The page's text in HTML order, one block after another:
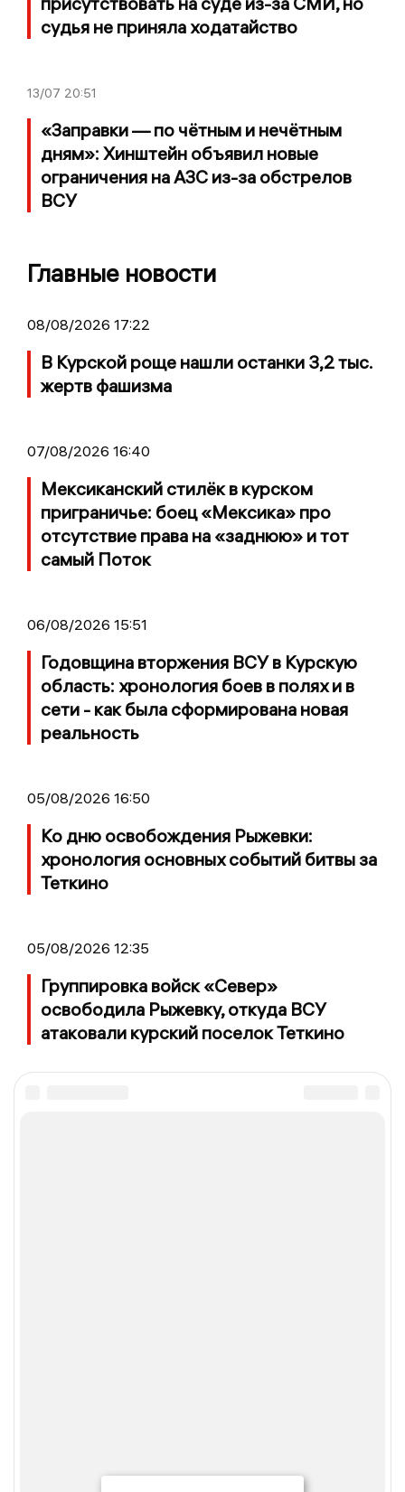
судья не приняла ходатайство
13/07 20:51
«Заправки — по чётным и нечётным
дням»: Хинштейн объявил новые
ограничения на АЗС из-за обстрелов
ВСУ
Главные новости
08/08/2026 17:22
В Курской роще нашли останки 3,2 тыс.
жертв фашизма
07/08/2026 16:40
Мексиканский стилёк в курском
приграничье: боец «Мексика» про
отсутствие права на «заднюю» и тот
самый Поток
06/08/2026 15:51
Годовщина вторжения ВСУ в Курскую
область: хронология боев в полях и в
сети - как была сформирована новая
реальность
05/08/2026 16:50
Ко дню освобождения Рыжевки:
хронология основных событий битвы за
Теткино
05/08/2026 12:35
Группировка войск «Север»
освободила Рыжевку, откуда ВСУ
атаковали курский поселок Теткино